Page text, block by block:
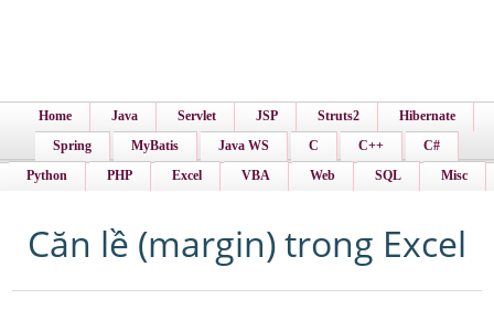
Home Java Servlet JSP Struts2
Hibernate
Spring
MyBatis Java WS C C++
C#
Python
PHP Excel VBA Web SQL Misc
Căn lề (margin) trong Excel